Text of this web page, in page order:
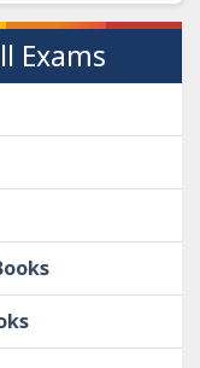
Exams